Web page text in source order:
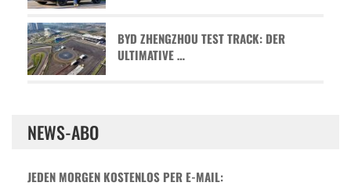
BYD ZHENGZHOU TEST TRACK: DER
ULTIMATIVE …
NEWS-ABO
JEDEN MORGEN KOSTENLOS PER E-MAIL: